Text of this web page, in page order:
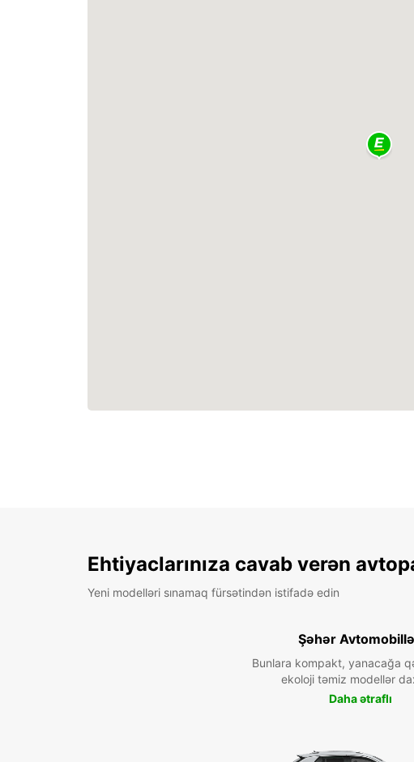
Ehtiyaclarınıza cavab verən
Yeni modelləri sınamaq fürsətindən istifadə edin
Şəhər
Bunlara kompakt, yanacağa
ekoloji təmiz modellər
Daha ətraflı